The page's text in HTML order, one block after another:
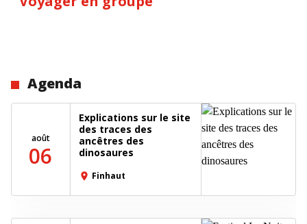
Agenda
août
06
Explications sur le site
des traces des
ancêtres des
dinosaures
place Finhaut